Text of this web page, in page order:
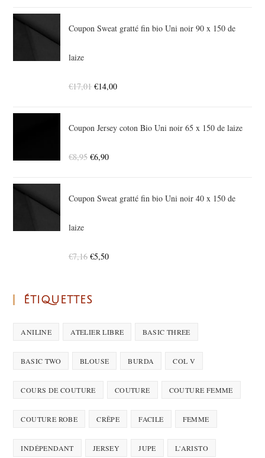
Coupon Sweat gratté fin bio Uni noir 90 x 150 de
laize
€17,01 €14,00
Coupon Jersey coton Bio Uni noir 65 x 150 de laize
€8,95 €6,90
Coupon Sweat gratté fin bio Uni noir 40 x 150 de
laize
€7,16 €5,50
ÉTIQUETTES
ANILINE ATELIER LIBRE BASIC THREE
BASIC TWO BLOUSE BURDA COL V
COURS DE COUTURE COUTURE COUTURE FEMME
COUTURE ROBE CRÊPE FACILE FEMME
INDÉPENDANT JERSEY JUPE L'ARISTO